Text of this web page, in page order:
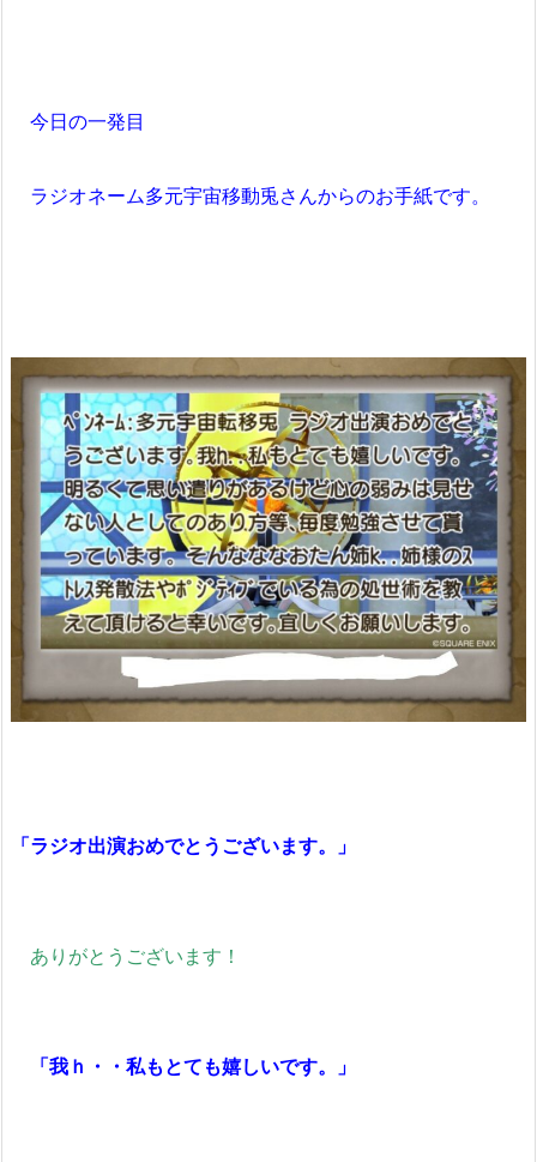
今日の一発目
ラジオネーム多元宇宙移動兎さんからのお手紙です。
「ラジオ出演おめでとうございます。」
ありがとうございます！
「我ｈ・・私もとても嬉しいです。」